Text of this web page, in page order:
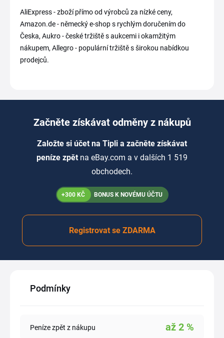
AliExpress - zboží přímo od výrobců za nízké ceny,
Amazon.de - německý e-shop s rychlým doručením do
Česka, Aukro - české tržiště s aukcemi i okamžitým
nákupem, Allegro - populární tržiště s širokou nabídkou
prodejců.
Začněte získávat odměny z nákupů
Založte si účet na Tipli a začněte získávat
peníze zpět na eBay.com a v dalších 1 519
obchodech.
+300 KČ BONUS K NOVÉMU ÚČTU
Registrovat se ZDARMA
Podmínky
Peníze zpět z nákupu až 2 %